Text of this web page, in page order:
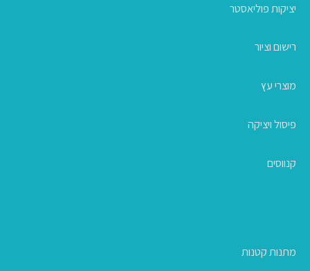
יציקות פוליאסטר
רישום וציור
מוצרי עץ
פיסול ויציקה
קנווסים
מתנות קטנות